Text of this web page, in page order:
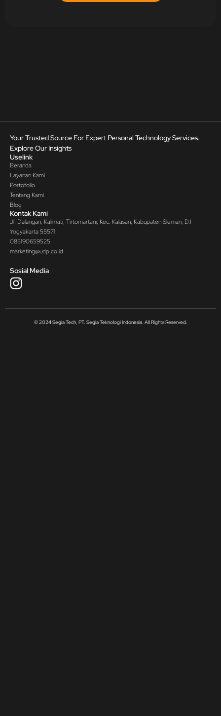
Your Trusted Source For Expert Personal Technology Services.
Explore Our Insights
Uselink
Beranda
Layanan Kami
Portofolio
Tentang Kami
Blog
Kontak Kami
Jl. Dalangan, Kalimati, Tirtomartani, Kec. Kalasan, Kabupaten Sleman, D.I
Yogyakarta 55571
085190659525
marketing@udp.co.id
Sosial Media
© 2024 Segia Tech, PT. Segia Teknologi Indonesia. All Rights Reserved.